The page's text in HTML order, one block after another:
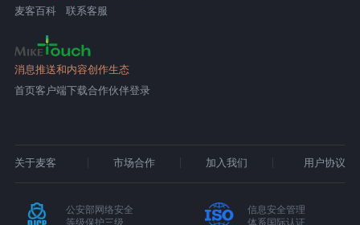
麦客百科
联系客服
消息推送和内容创作生态
首页客户端下载合作伙伴登录
关于麦客 市场合作 加入我们 用户协议
公安部网络安全
等级保护三级
信息安全管理
体系国际认证